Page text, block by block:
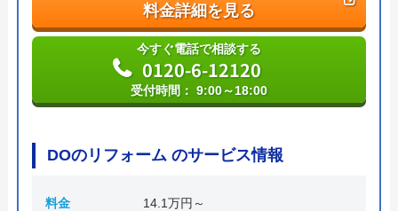
料金詳細を見る
今すぐ電話で相談する
0120-6-12120
受付時間： 9:00～18:00
DOのリフォーム のサービス情報
料金 14.1万円～